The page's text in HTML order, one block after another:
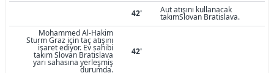
42'
Aut atışını kullanacak
takımSlovan Bratislava.
Mohammed Al-Hakim
Sturm Graz için taç atışını
işaret ediyor. Ev sahibi
takım Slovan Bratislava
yarı sahasına yerleşmiş
durumda.
42'